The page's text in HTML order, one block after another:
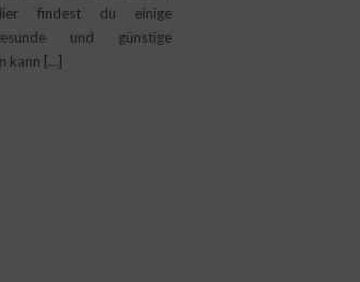
findest du einige
und günstige
kann […]